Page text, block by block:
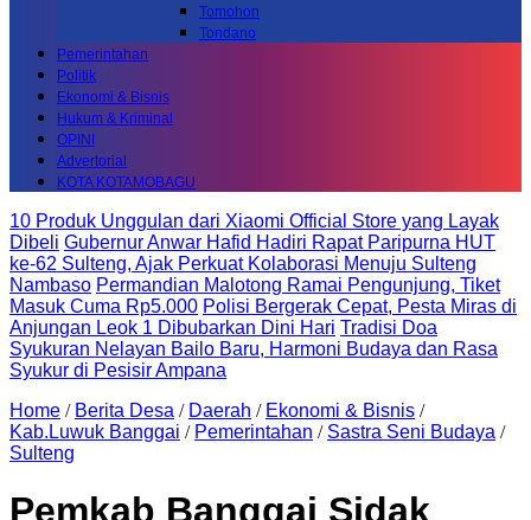
Tomohon
Tondano
Pemerintahan
Politik
Ekonomi & Bisnis
Hukum & Kriminal
OPINI
Advertorial
KOTA KOTAMOBAGU
10 Produk Unggulan dari Xiaomi Official Store yang Layak
Dibeli Gubernur Anwar Hafid Hadiri Rapat Paripurna HUT
ke-62 Sulteng, Ajak Perkuat Kolaborasi Menuju Sulteng
Nambaso Permandian Malotong Ramai Pengunjung, Tiket
Masuk Cuma Rp5.000 Polisi Bergerak Cepat, Pesta Miras di
Anjungan Leok 1 Dibubarkan Dini Hari Tradisi Doa
Syukuran Nelayan Bailo Baru, Harmoni Budaya dan Rasa
Syukur di Pesisir Ampana
Home / Berita Desa / Daerah / Ekonomi & Bisnis /
Kab.Luwuk Banggai / Pemerintahan / Sastra Seni Budaya /
Sulteng
Pemkab Banggai Sidak